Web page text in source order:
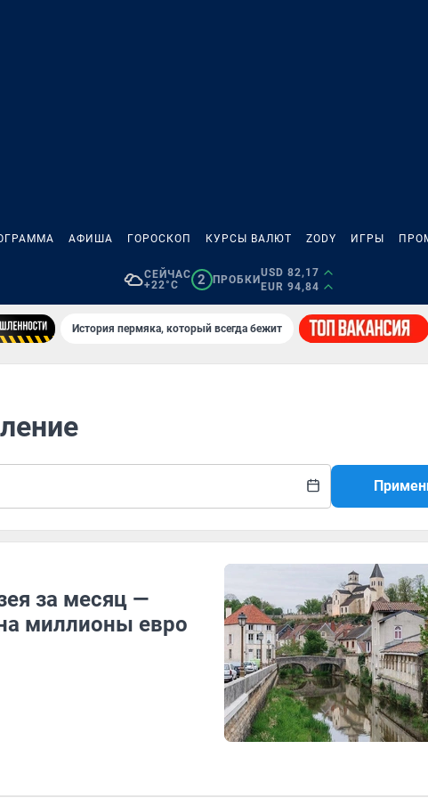
АФИША ГОРОСКОП КУРСЫ ВАЛЮТ ZODY ИГРЫ
СЕЙЧАС
+22°C
2 ПРОБКИ
USD 82,17
EUR 94,84
История пермяка, который всегда бежит
за месяц —
миллионы евро